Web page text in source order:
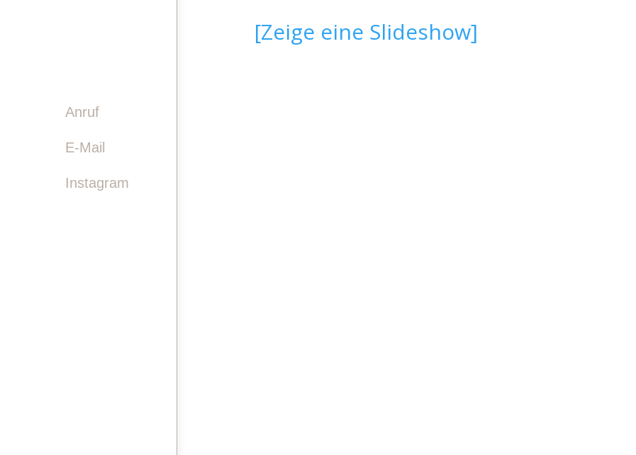
Anruf
E-Mail
Instagram
[Zeige eine Slideshow]